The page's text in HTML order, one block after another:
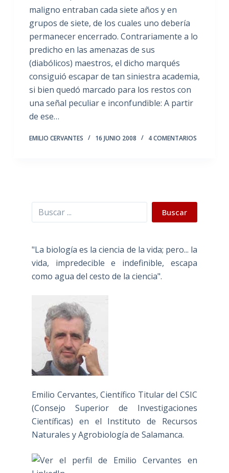
maligno entraban cada siete años y en
grupos de siete, de los cuales uno debería
permanecer encerrado. Contrariamente a lo
predicho en las amenazas de sus
(diabólicos) maestros, el dicho marqués
consiguió escapar de tan siniestra academia,
si bien quedó marcado para los restos con
una señal peculiar e inconfundible: A partir
de ese…
EMILIO CERVANTES 16 JUNIO 2008 4 COMENTARIOS
Buscar Buscar
"La biología es la ciencia de la vida; pero... la
vida, impredecible e indefinible, escapa
como agua del cesto de la ciencia".
Emilio Cervantes, Científico Titular del CSIC
(Consejo Superior de Investigaciones
Científicas) en el Instituto de Recursos
Naturales y Agrobiología de Salamanca.